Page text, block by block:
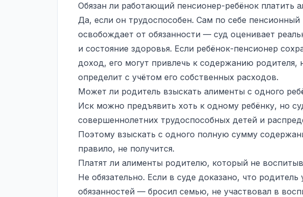
Обязан ли работающий пенсионер-ребёнок платить
Да, если он трудоспособен. Сам по себе пенсионный
освобождает от обязанности — суд оценивает
и состояние здоровья. Если ребёнок-пенсионер
доход, его могут привлечь к содержанию родителя,
определит с учётом его собственных расходов.
Может ли родитель взыскать алименты с одного
Иск можно предъявить хоть к одному ребёнку, но
совершеннолетних трудоспособных детей и
Поэтому взыскать с одного полную сумму
правило, не получится.
Платят ли алименты родителю, который не
Не обязательно. Если в суде доказано, что родитель
обязанностей — бросил семью, не участвовал в